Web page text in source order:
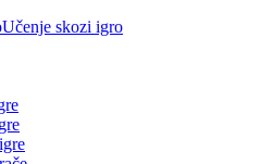
Učenje skozi igro